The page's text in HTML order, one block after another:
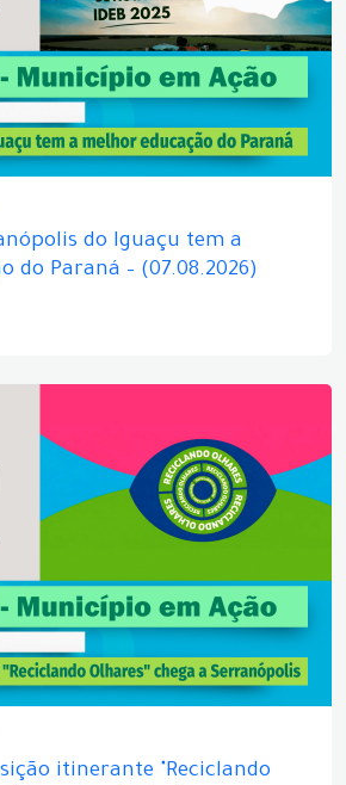
do Iguaçu tem a
do Paraná – (07.08.2026)
itinerante "Reciclando